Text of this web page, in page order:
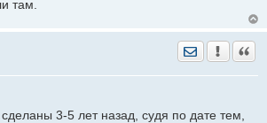
там.
Отправить
сделаны 3-5 лет назад, судя по дате тем,